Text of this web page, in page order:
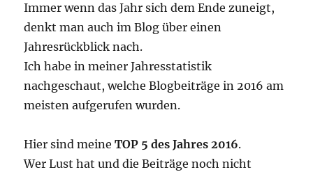
Immer wenn das Jahr sich dem Ende zuneigt,
denkt man auch im Blog über einen
Jahresrückblick nach.
Ich habe in meiner Jahresstatistik
nachgeschaut, welche Blogbeiträge in 2016 am
meisten aufgerufen wurden.
Hier sind meineTOP 5 des Jahres 2016.
Wer Lust hat und die Beiträge noch nicht